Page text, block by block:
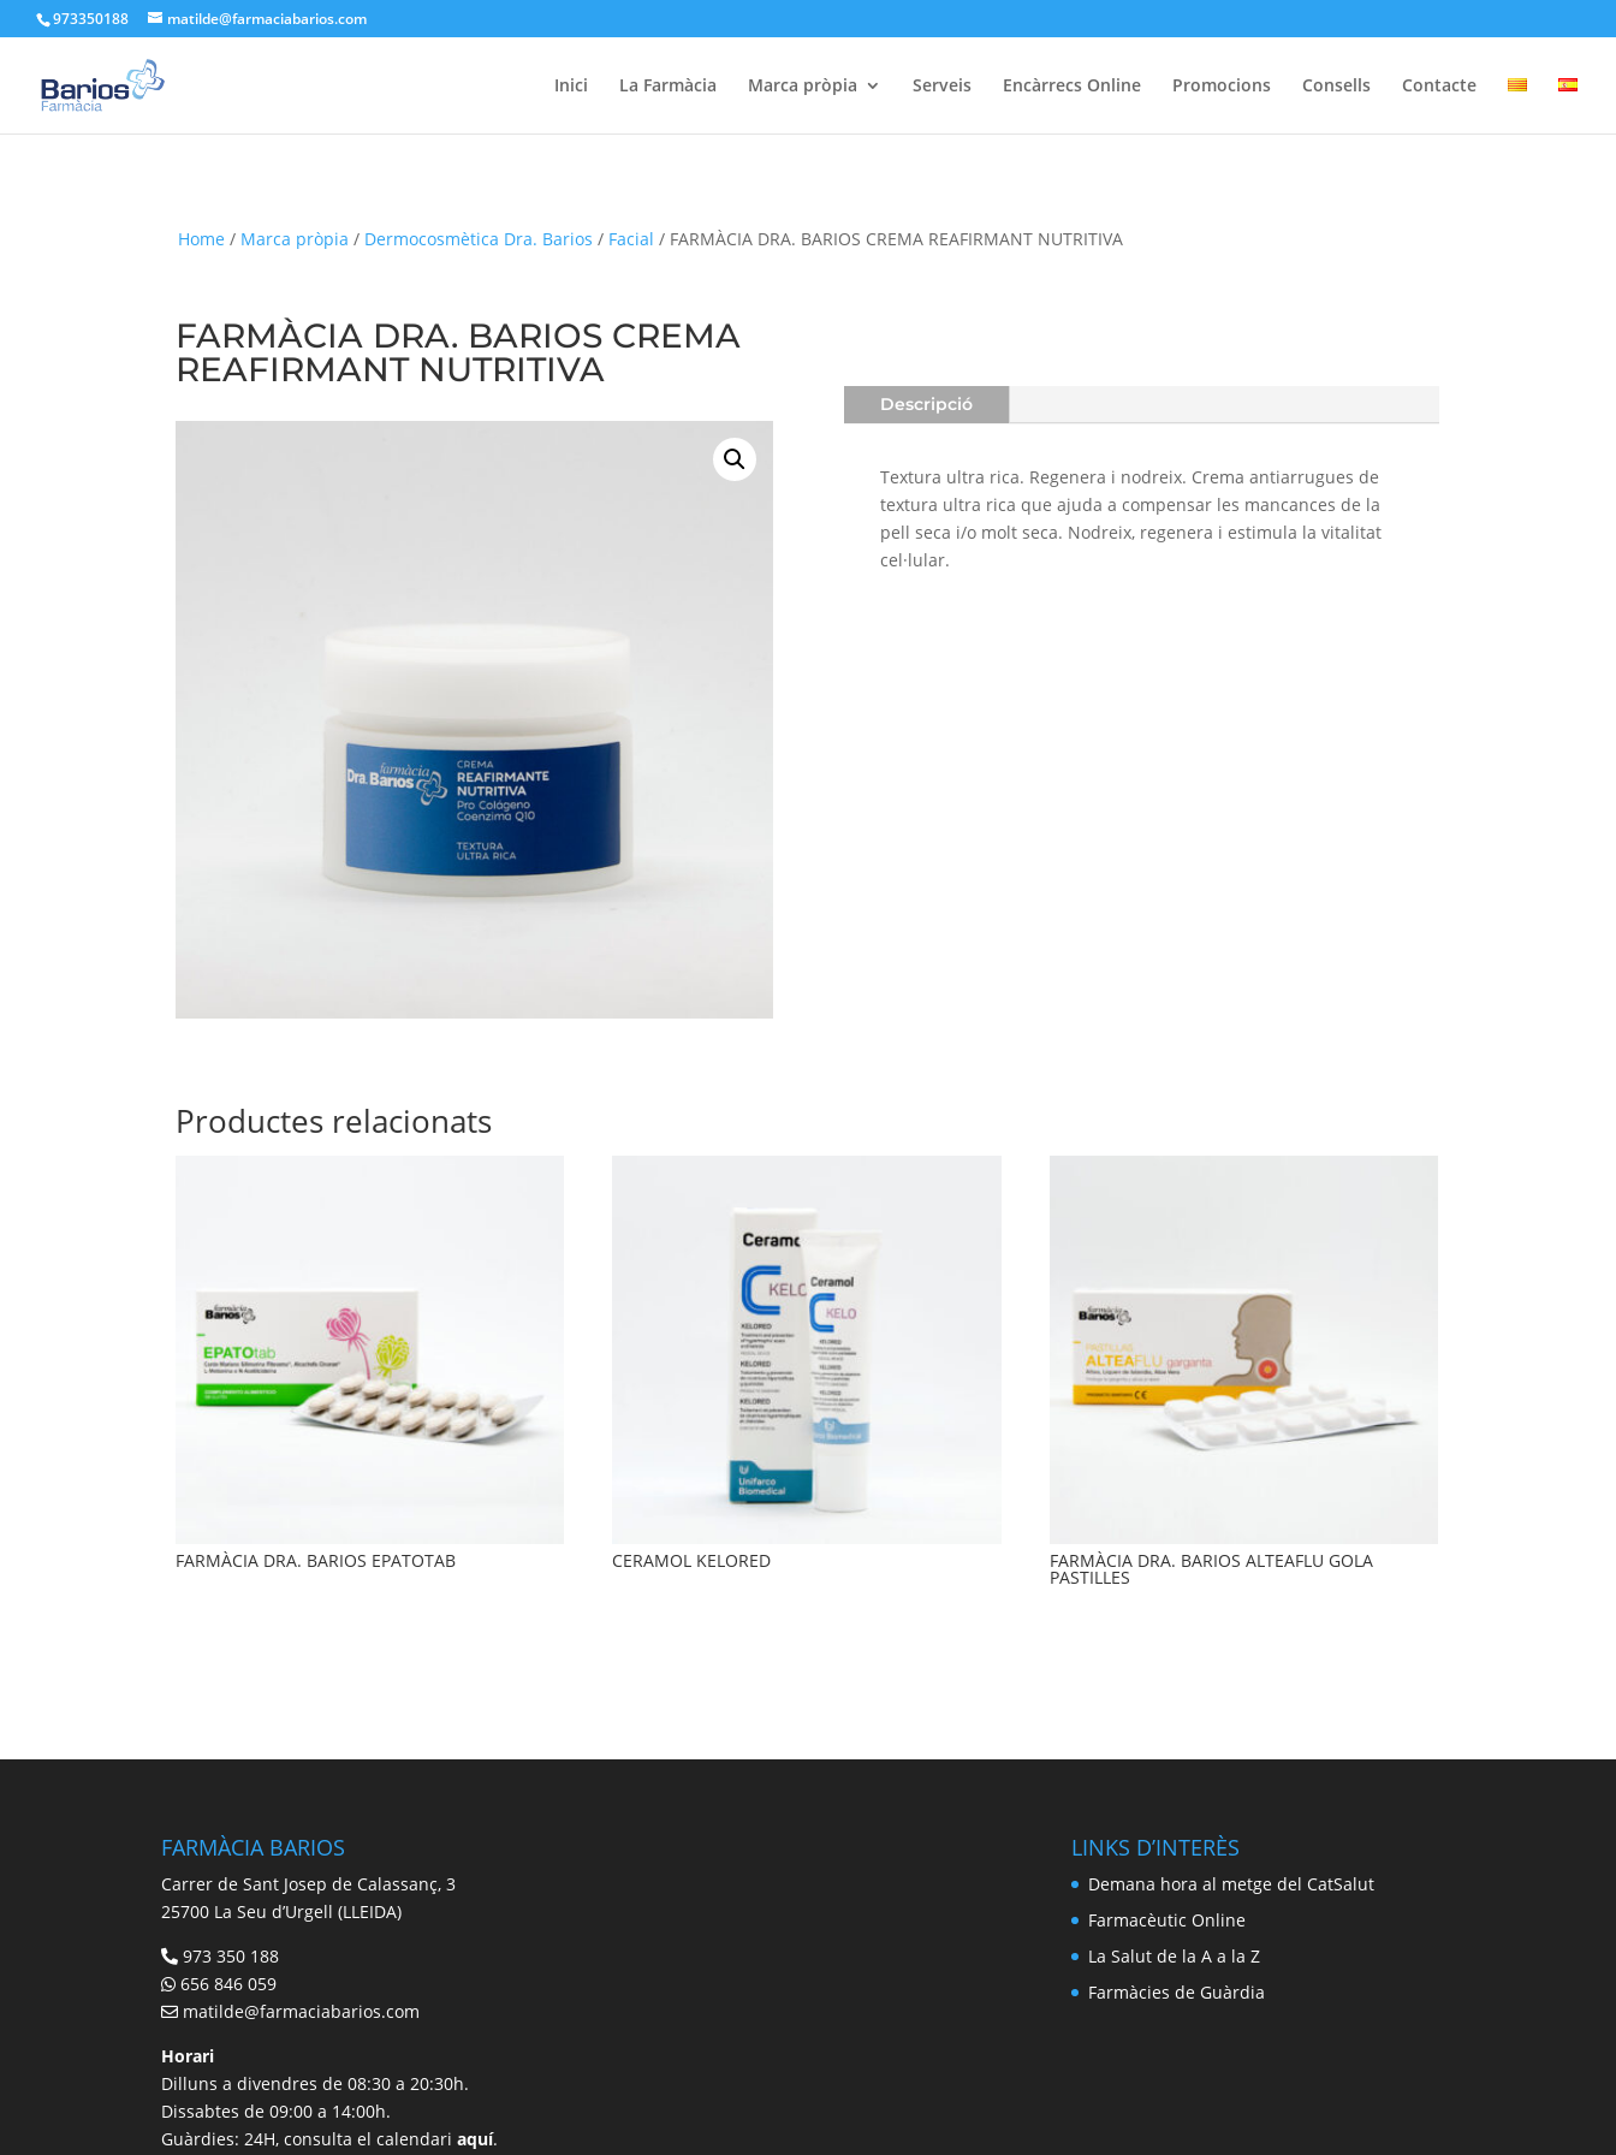
973350188 matilde@farmaciabarios.com
Inici La Farmàcia Marca pròpia Serveis Encàrrecs Online Promocions Consells Contacte
Home / Marca pròpia / Dermocosmètica Dra. Barios / Facial / FARMÀCIA DRA. BARIOS CREMA REAFIRMANT NUTRITIVA
FARMÀCIA DRA. BARIOS CREMA
REAFIRMANT NUTRITIVA
Descripció
Textura ultra rica. Regenera i nodreix. Crema antiarrugues de
textura ultra rica que ajuda a compensar les mancances de la
pell seca i/o molt seca. Nodreix, regenera i estimula la vitalitat
cel·lular.
Productes relacionats
FARMÀCIA DRA. BARIOS EPATOTAB CERAMOL KELORED FARMÀCIA DRA. BARIOS ALTEAFLU GOLA
PASTILLES
FARMÀCIA BARIOS
Carrer de Sant Josep de Calassanç, 3
25700 La Seu d’Urgell (LLEIDA)
973 350 188
656 846 059
matilde@farmaciabarios.com
Horari
Dilluns a divendres de 08:30 a 20:30h.
Dissabtes de 09:00 a 14:00h.
Guàrdies: 24H, consulta el calendariaquí.
LINKS D’INTERÈS
Demana hora al metge del CatSalut
Farmacèutic Online
La Salut de la A a la Z
Farmàcies de Guàrdia